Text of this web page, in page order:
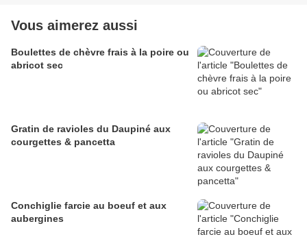
Vous aimerez aussi
Boulettes de chèvre frais à la poire ou
abricot sec
Gratin de ravioles du Daupiné aux
courgettes & pancetta
Conchiglie farcie au boeuf et aux
aubergines